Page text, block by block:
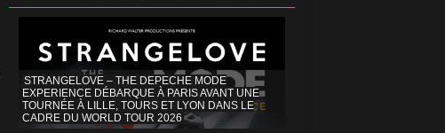
STRANGELOVE – THE DEPECHE MODE
EXPERIENCE DÉBARQUE À PARIS AVANT UNE
TOURNÉE À LILLE, TOURS ET LYON DANS LE
CADRE DU WORLD TOUR 2026